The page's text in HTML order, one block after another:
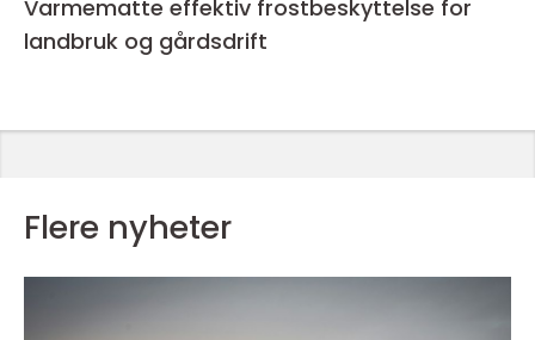
Varmematte effektiv frostbeskyttelse for
landbruk og gårdsdrift
Flere nyheter